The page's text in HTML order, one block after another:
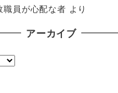
職員が心配な者 より
アーカイブ